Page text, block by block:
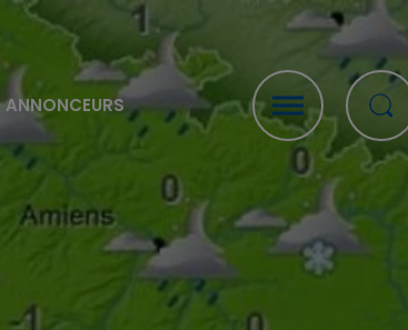
ANNONCEURS